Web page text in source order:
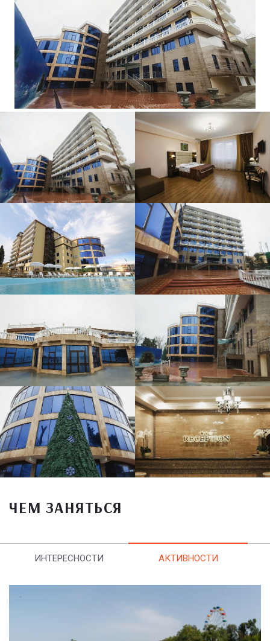
ЧЕМ ЗАНЯТЬСЯ
ИНТЕРЕСНОСТИ АКТИВНОСТИ